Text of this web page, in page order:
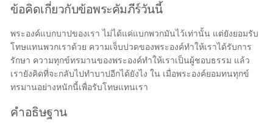
ข้อคิดเกี่ยวกับข้อพระคัมภีร์วันนี้
พระองค์แบกบาปของเรา ไม่ได้แค่แบกพวกมันไว้เท่านั้น แต่ยังยอมรับ
โทษแทนพวกเราด้วย ความเจ็บปวดของพระองค์ทำให้เราได้รับการ
รักษา ความทุกข์ทรมานของพระองค์ทำให้เราเป็นผู้ชอบธรรม แล้ว
เรายังคิดที่จะกลับไปทำบาปอีกได้ยังไง ใน เมื่อพระองค์ยอมทนทุกข์
ทรมานอย่างหนักนี้เพื่อรับโทษแทนเรา
คำอธิษฐาน